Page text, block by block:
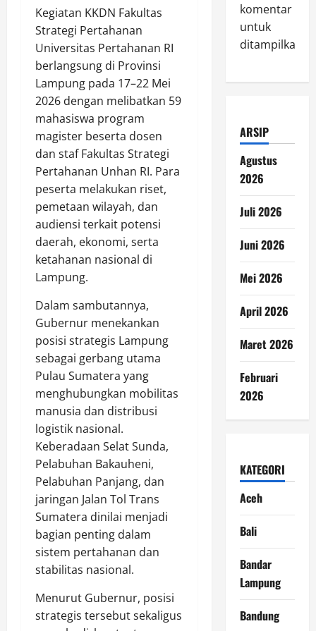
Kegiatan KKDN Fakultas
Strategi Pertahanan
Universitas Pertahanan RI
berlangsung di Provinsi
Lampung pada 17–22 Mei
2026 dengan melibatkan 59
mahasiswa program
magister beserta dosen
dan staf Fakultas Strategi
Pertahanan Unhan RI. Para
peserta melakukan riset,
pemetaan wilayah, dan
audiensi terkait potensi
daerah, ekonomi, serta
ketahanan nasional di
Lampung.
Dalam sambutannya,
Gubernur menekankan
posisi strategis Lampung
sebagai gerbang utama
Pulau Sumatera yang
menghubungkan mobilitas
manusia dan distribusi
logistik nasional.
Keberadaan Selat Sunda,
Pelabuhan Bakauheni,
Pelabuhan Panjang, dan
jaringan Jalan Tol Trans
Sumatera dinilai menjadi
bagian penting dalam
sistem pertahanan dan
stabilitas nasional.
Menurut Gubernur, posisi
strategis tersebut sekaligus
komentar
untuk
ditampilkan.
ARSIP
Agustus
2026
Juli 2026
Juni 2026
Mei 2026
April 2026
Maret 2026
Februari
2026
KATEGORI
Aceh
Bali
Bandar
Lampung
Bandung